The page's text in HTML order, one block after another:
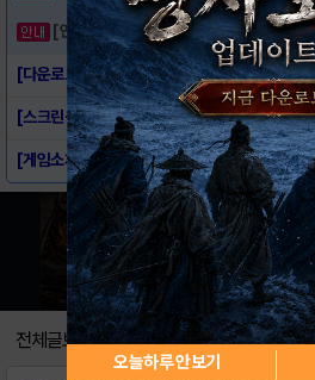
[안내] 헝그리앱 필수 상식! 밥알 획득 안내..
[다운로드링크] - 깨진 화면 Prank
[스크린샷] - 깨진 화면 Prank
[게임소개] - 깨진 화면 Prank
전체글보기
오늘하루 안보기